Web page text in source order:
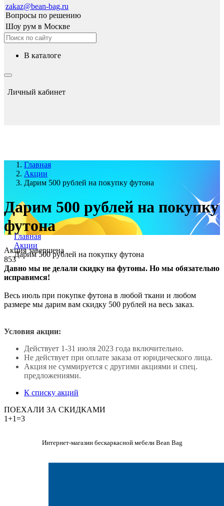
zakaz@bean-bag.ru
Вопросы по решению
Шоу рум в Москве
в каталоге
Личный кабинет
Главная
Акции
Дарим 500 рублей на покупку футона
Главная
Акции
Дарим 500 рублей на покупку футона
Дарим 500 рублей на покупку
футона
Акция завершена
853
Давно мы не делали скидку на футоны. Но мы обязательно
исправимся!
Весь июль при покупке футона в любой ткани и любом
размере мы дарим вам скидку 500 рублей на весь заказ.
Условия акции:
действует 1-31 июля 2023 года включительно.
не действует при оплате заказа от юридического лица.
акция не суммируется с другими акциями и спец.
предложениями.
К списку акций
ПОЕХАЛИ ЗА СКИДКАМИ
1+1=3
Интернет-магазин бескаркасной мебели Bean Bag